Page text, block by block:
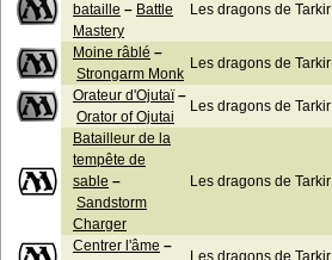
bataille – Battle
Mastery
Les dragons de Tarkir
Moine râblé –
Strongarm Monk
Les dragons de Tarkir
Orateur d'Ojutaï–
Orator of Ojutai
Les dragons de Tarkir
Batailleur de la
tempête de
sable –
Sandstorm
Charger
Les dragons de Tarkir
Centrer l'âme –
Les dragons de Tarkir